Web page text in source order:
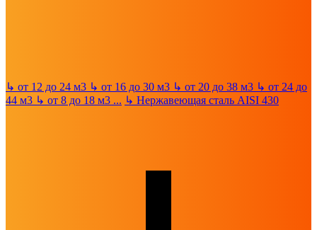
↳ от 12 до 24 м3 ↳ от 16 до 30 м3 ↳ от 20 до 38 м3 ↳ от 24 до
44 м3 ↳ от 8 до 18 м3 ... ↳ Нержавеющая сталь AISI 430